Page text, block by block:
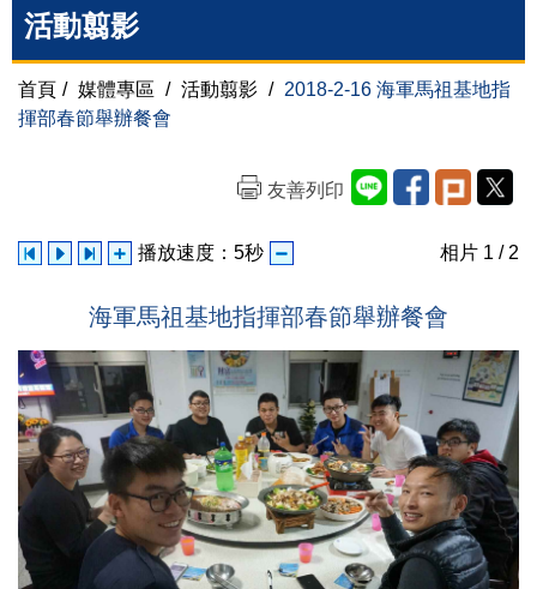
活動翦影
首頁 / 媒體專區 / 活動翦影 / 2018-2-16 海軍馬祖基地指
揮部春節舉辦餐會
友善列印
播放速度： 5秒 相片 1 / 2
海軍馬祖基地指揮部春節舉辦餐會